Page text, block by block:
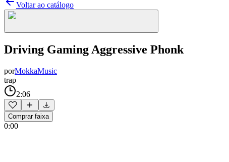
Voltar ao catálogo
Driving Gaming Aggressive Phonk
porMokkaMusic
trap
2:06
Comprar faixa
0:00